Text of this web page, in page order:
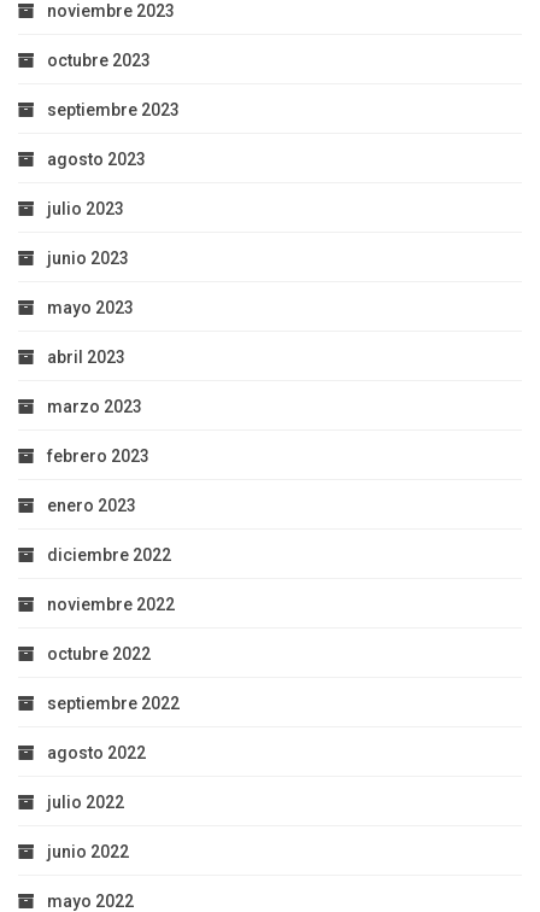
noviembre 2023
octubre 2023
septiembre 2023
agosto 2023
julio 2023
junio 2023
mayo 2023
abril 2023
marzo 2023
febrero 2023
enero 2023
diciembre 2022
noviembre 2022
octubre 2022
septiembre 2022
agosto 2022
julio 2022
junio 2022
mayo 2022